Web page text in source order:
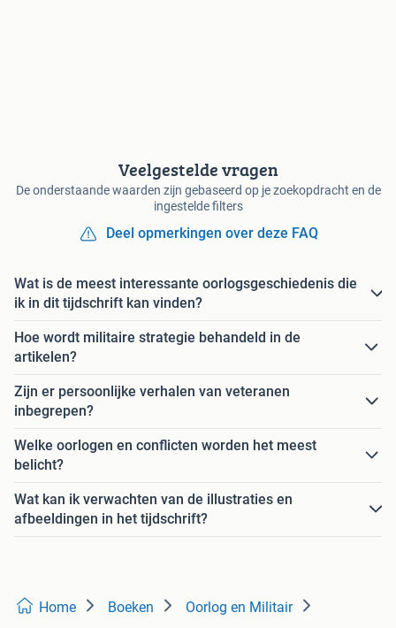
Veelgestelde vragen
De onderstaande waarden zijn gebaseerd op je zoekopdracht en de
ingestelde filters
Deel opmerkingen over deze FAQ
Wat is de meest interessante oorlogsgeschiedenis die
ik in dit tijdschrift kan vinden?
Hoe wordt militaire strategie behandeld in de
artikelen?
Zijn er persoonlijke verhalen van veteranen
inbegrepen?
Welke oorlogen en conflicten worden het meest
belicht?
Wat kan ik verwachten van de illustraties en
afbeeldingen in het tijdschrift?
Home Boeken Oorlog en Militair